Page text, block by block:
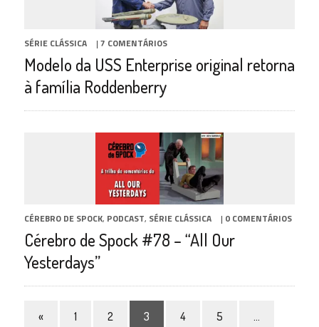
SÉRIE CLÁSSICA | 7 COMENTÁRIOS
Modelo da USS Enterprise original retorna
à família Roddenberry
CÉREBRO DE SPOCK, PODCAST, SÉRIE CLÁSSICA | 0 COMENTÁRIOS
Cérebro de Spock #78 – “All Our
Yesterdays”
« 1 2 3 4 5 …